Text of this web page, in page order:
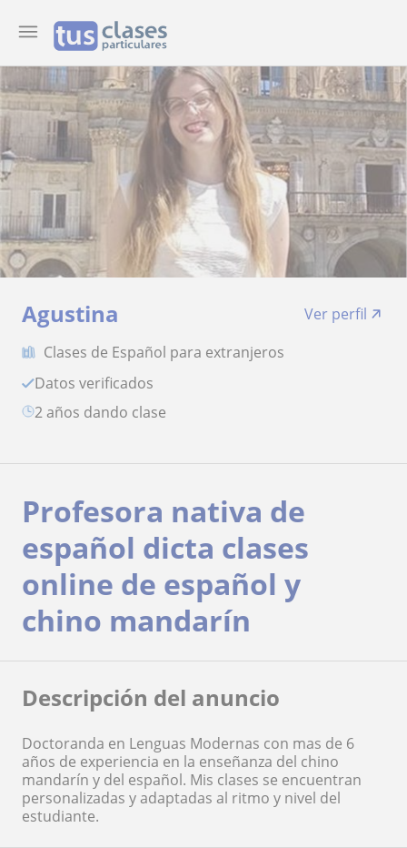
Agustina
Ver perfil
Clases de Español para extranjeros
Datos verificados
2 años dando clase
Profesora nativa de
español dicta clases
online de español y
chino mandarín
Descripción del anuncio
Doctoranda en Lenguas Modernas con mas de 6
años de experiencia en la enseñanza del chino
mandarín y del español. Mis clases se encuentran
personalizadas y adaptadas al ritmo y nivel del
estudiante.